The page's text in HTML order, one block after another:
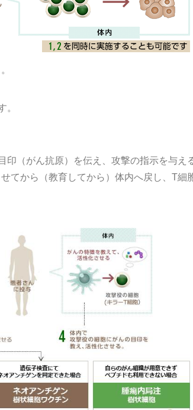
。
印（がん抗原）を伝え、攻撃の指示を与え
てから（教育してから）体内へ戻し、T細